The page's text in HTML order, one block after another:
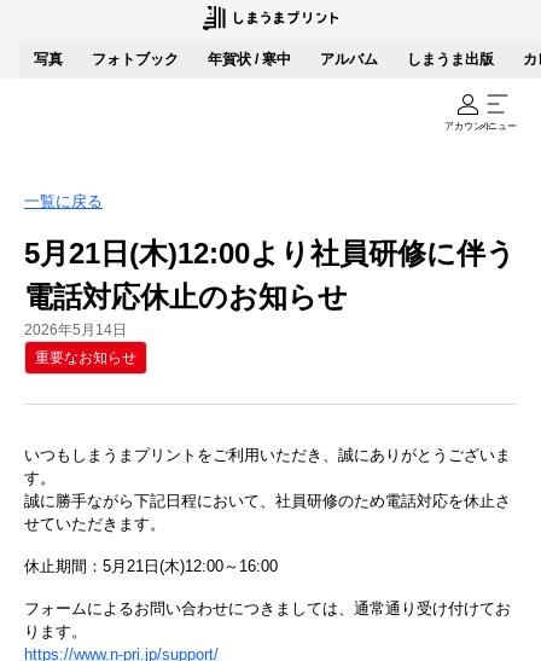
写真 フォトブック 年賀状 / 寒中 アルバム しまうま出版 カ
アカウントメニュー
一覧に戻る
5月21日(木)12:00より社員研修に伴う
電話対応休止のお知らせ
2026年5月14日
重要なお知らせ
いつもしまうまプリントをご利用いただき、誠にありがとうございま
す。
誠に勝手ながら下記日程において、社員研修のため電話対応を休止さ
せていただきます。
休止期間：5月21日(木)12:00～16:00
フォームによるお問い合わせにつきましては、通常通り受け付けてお
ります。
https://www.n-pri.jp/support/